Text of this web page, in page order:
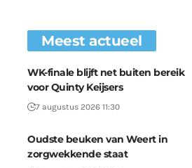
Meest actueel
WK-finale blijft net buiten bereik
voor Quinty Keijsers
7 augustus 2026 11:30
Oudste beuken van Weert in
zorgwekkende staat